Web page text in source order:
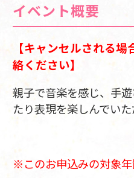
イベント概要
【キャンセルされる
絡ください】
親子で音楽を感じ、手
たり表現を楽しんでい
※このお申込みの対象